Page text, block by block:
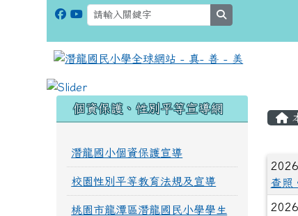
文
查照
個資保護、性別平等宣導網
潛龍國小個資保護宣導
校園性別平等教育法規及宣導
桃園市龍潭區潛龍國民小學學生